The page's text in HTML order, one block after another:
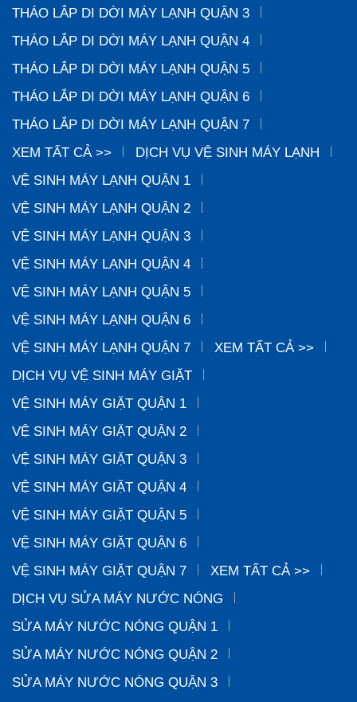
THÁO LẮP DI DỜI MÁY LẠNH QUẬN 3
THÁO LẮP DI DỜI MÁY LẠNH QUẬN 4
THÁO LẮP DI DỜI MÁY LẠNH QUẬN 5
THÁO LẮP DI DỜI MÁY LẠNH QUẬN 6
THÁO LẮP DI DỜI MÁY LẠNH QUẬN 7
XEM TẤT CẢ >>
DỊCH VỤ VỆ SINH MÁY LẠNH
VỆ SINH MÁY LẠNH QUẬN 1
VỆ SINH MÁY LẠNH QUẬN 2
VỆ SINH MÁY LẠNH QUẬN 3
VỆ SINH MÁY LẠNH QUẬN 4
VỆ SINH MÁY LẠNH QUẬN 5
VỆ SINH MÁY LẠNH QUẬN 6
VỆ SINH MÁY LẠNH QUẬN 7
XEM TẤT CẢ >>
DỊCH VỤ VỆ SINH MÁY GIẶT
VỆ SINH MÁY GIẶT QUẬN 1
VỆ SINH MÁY GIẶT QUẬN 2
VỆ SINH MÁY GIẶT QUẬN 3
VỆ SINH MÁY GIẶT QUẬN 4
VỆ SINH MÁY GIẶT QUẬN 5
VỆ SINH MÁY GIẶT QUẬN 6
VỆ SINH MÁY GIẶT QUẬN 7
XEM TẤT CẢ >>
DỊCH VỤ SỬA MÁY NƯỚC NÓNG
SỬA MÁY NƯỚC NÓNG QUẬN 1
SỬA MÁY NƯỚC NÓNG QUẬN 2
SỬA MÁY NƯỚC NÓNG QUẬN 3